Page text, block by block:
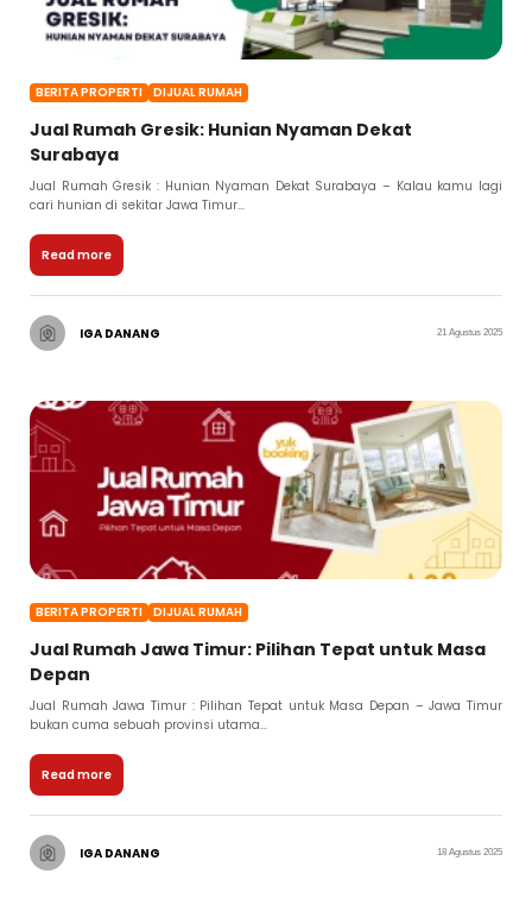
BERITA PROPERTI DIJUAL RUMAH
Jual Rumah Gresik: Hunian Nyaman Dekat
Surabaya
Jual Rumah Gresik : Hunian Nyaman Dekat Surabaya – Kalau kamu lagi
cari hunian di sekitar Jawa Timur...
Read more
IGA DANANG 21 Agustus 2025
BERITA PROPERTI DIJUAL RUMAH
Jual Rumah Jawa Timur: Pilihan Tepat untuk Masa
Depan
Jual Rumah Jawa Timur : Pilihan Tepat untuk Masa Depan – Jawa Timur
bukan cuma sebuah provinsi utama...
Read more
IGA DANANG 18 Agustus 2025